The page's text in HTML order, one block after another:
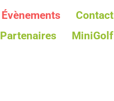
Évènements
Contact
Partenaires
MiniGolf